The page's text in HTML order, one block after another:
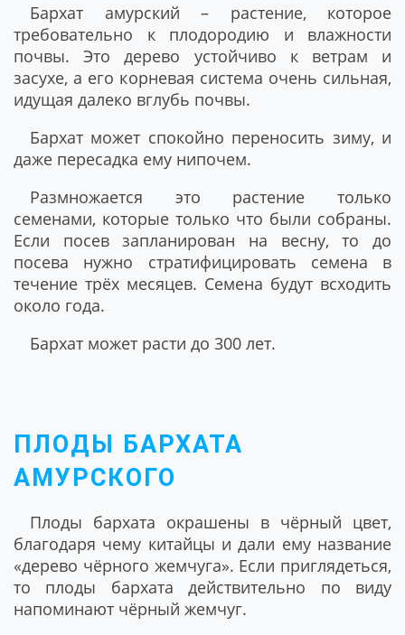
Бархат амурский – растение, которое
требовательно к плодородию и влажности
почвы. Это дерево устойчиво к ветрам и
засухе, а его корневая система очень сильная,
идущая далеко вглубь почвы.
Бархат может спокойно переносить зиму, и
даже пересадка ему нипочем.
Размножается это растение только
семенами, которые только что были собраны.
Если посев запланирован на весну, то до
посева нужно стратифицировать семена в
течение трёх месяцев. Семена будут всходить
около года.
Бархат может расти до 300 лет.
ПЛОДЫ БАРХАТА
АМУРСКОГО
Плоды бархата окрашены в чёрный цвет,
благодаря чему китайцы и дали ему название
«дерево чёрного жемчуга». Если приглядеться,
то плоды бархата действительно по виду
напоминают чёрный жемчуг.